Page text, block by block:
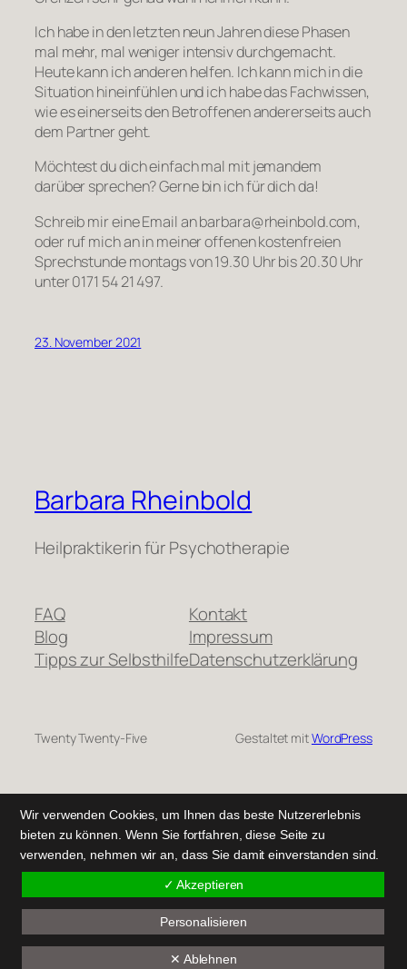
Ich habe in den letzten neun Jahren diese Phasen
mal mehr, mal weniger intensiv durchgemacht.
Heute kann ich anderen helfen. Ich kann mich in die
Situation hineinfühlen und ich habe das Fachwissen,
wie es einerseits den Betroffenen andererseits auch
dem Partner geht.
Möchtest du dich einfach mal mit jemandem
darüber sprechen? Gerne bin ich für dich da!
Schreib mir eine Email an barbara@rheinbold.com,
oder ruf mich an in meiner offenen kostenfreien
Sprechstunde montags von 19.30 Uhr bis 20.30 Uhr
unter 0171 54 21 497.
23. November 2021
Barbara Rheinbold
Heilpraktikerin für Psychotherapie
FAQ
Blog
Tipps zur Selbsthilfe
Kontakt
Impressum
Datenschutzerklärung
Twenty Twenty-Five Gestaltet mitWordPress
Wir verwenden Cookies, um Ihnen das beste Nutzererlebnis
bieten zu können. Wenn Sie fortfahren, diese Seite zu
verwenden, nehmen wir an, dass Sie damit einverstanden sind.
✓ Akzeptieren
Personalisieren
✕ Ablehnen